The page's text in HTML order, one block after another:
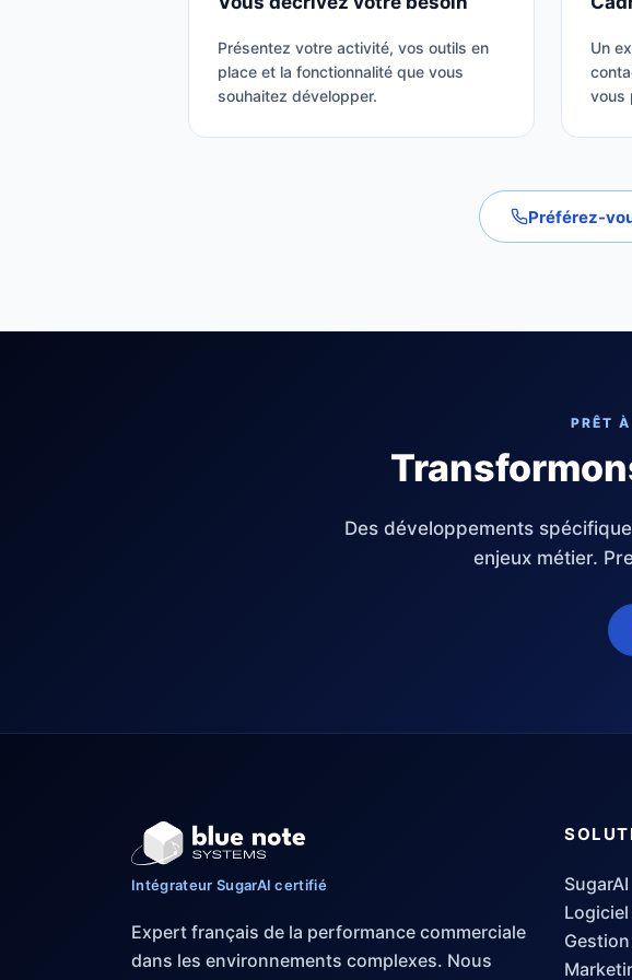
Présentez votre activité, vos outils en
place et la fonctionnalité que vous
souhaitez développer.
Un
vous
Préférez-
PRÊT
Des développements
enjeux métier.
Intégrateur SugarAI certifié
Expert français de la performance commerciale
dans les environnements complexes. Nous
SugarAI
Logiciel